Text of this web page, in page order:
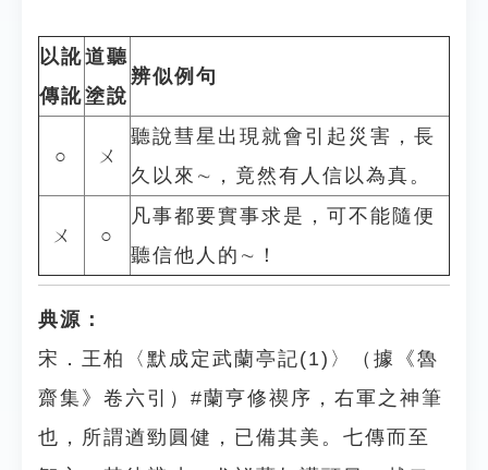
以訛
傳訛
道聽
塗說
辨似例句
○ ㄨ
聽說彗星出現就會引起災害，長
久以來∼，竟然有人信以為真。
ㄨ ○
凡事都要實事求是，可不能隨便
聽信他人的∼！
典源：
宋．王柏〈默成定武蘭亭記(1)〉（據《魯
齋集》卷六引）#蘭亨修禊序，右軍之神筆
也，所謂遒勁圓健，已備其美。七傳而至